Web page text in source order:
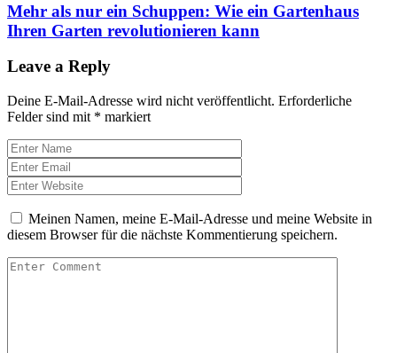
Mehr als nur ein Schuppen: Wie ein Gartenhaus
Ihren Garten revolutionieren kann
Leave a Reply
Deine E-Mail-Adresse wird nicht veröffentlicht. Erforderliche
Felder sind mit * markiert
Meinen Namen, meine E-Mail-Adresse und meine Website in
diesem Browser für die nächste Kommentierung speichern.